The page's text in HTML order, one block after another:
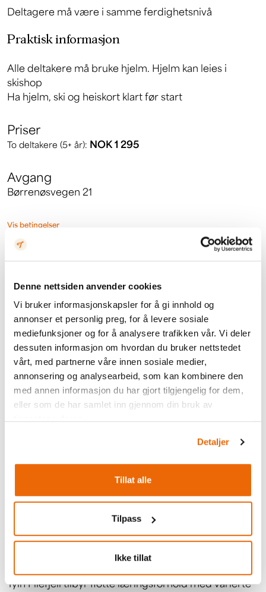
Denne nettsiden anvender cookies
Vi bruker informasjonskapsler for å gi innhold og
annonser et personlig preg, for å levere sosiale
mediefunksjoner og for å analysere trafikken vår. Vi deler
dessuten informasjon om hvordan du bruker nettstedet
vårt, med partnerne våre innen sosiale medier,
annonsering og analysearbeid, som kan kombinere den
med annen informasjon du har gjort tilgjengelig for dem,
eller som de har samlet inn gjennom din bruk av
Detaljer
Tillat alle
Tilpass
Ikke tillat
Slik booker du
Når du får spørsmålet«Hvor mange i
følget?»skal du velge 1. Dette tilsvarer én
gruppe på to personer.
Tyin Filefjell tilbyr flotte læringsforhold med varierte